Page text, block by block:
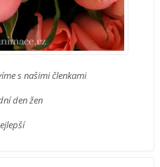
s našimi členkami
den žen